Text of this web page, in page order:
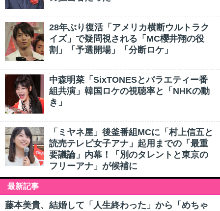
28年ぶり復活「アメリカ横断ウルトラク
イズ」で疑問視される「MC櫻井翔の役
割」「予選開場」「分断ロケ」
中森明菜「SixTONESとバラエティー番
組共演」韓国ロケの視聴率と「NHKの動
き」
「ミヤネ屋」後釜番組MCに「村上信五と
読売テレビ女子アナ」起用までの「最重
要議論」内幕！「別のタレントと東京の
フリーアナ」が候補に
最新記事
藤本美貴、結婚して「人生終わった」から「めちゃ